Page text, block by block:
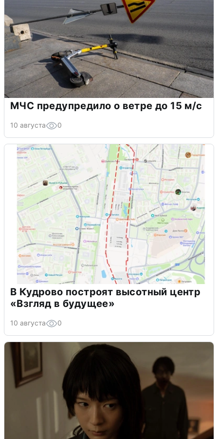
МЧС предупредило о ветре до 15 м/с
10 августа 0
В Кудрово построят высотный центр
«Взгляд в будущее»
10 августа 0